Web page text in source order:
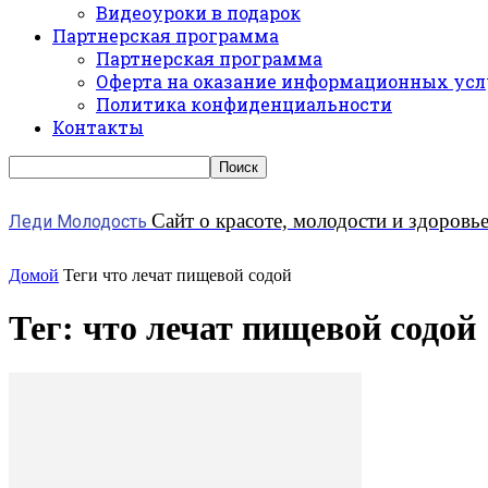
Видеоуроки в подарок
Партнерская программа
Партнерская программа
Оферта на оказание информационных
Политика конфиденциальности
Контакты
Леди Молодость Сайт о красоте, молодости и здоровье
Домой Теги что лечат пищевой содой
Тег: что лечат пищевой содой